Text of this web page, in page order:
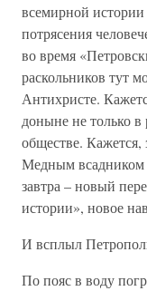
всемирной истории
потрясения
во время
раскольников тут
Антихристе.
доныне не только
обществе. Кажется,
Медным всадником
завтра – новый
истории», новое
И всплыл
По пояс в воду